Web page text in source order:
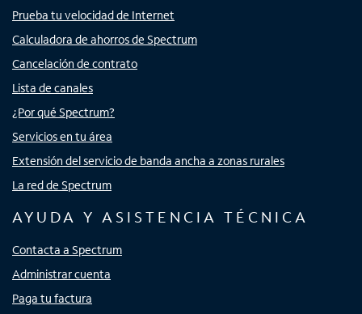
Prueba tu velocidad de Internet
Calculadora de ahorros de Spectrum
Cancelación de contrato
Lista de canales
¿Por qué Spectrum?
Servicios en tu área
Extensión del servicio de banda ancha a zonas rurales
La red de Spectrum
AYUDA Y ASISTENCIA TÉCNICA
Contacta a Spectrum
Administrar cuenta
Paga tu factura